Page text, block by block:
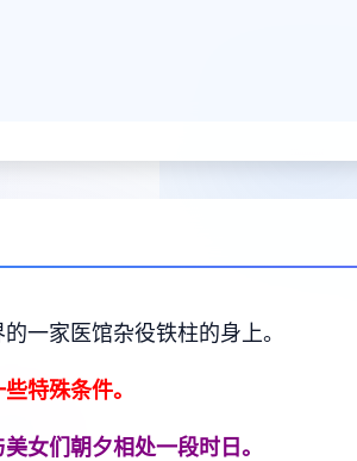
一家医馆杂役铁柱的身上。
特殊条件。
女们朝夕相处一段时日。